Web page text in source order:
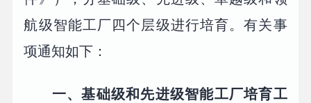
航级智能工厂四个层级进行培育。有关事
项通知如下：
一、基础级和先进级智能工厂培育工